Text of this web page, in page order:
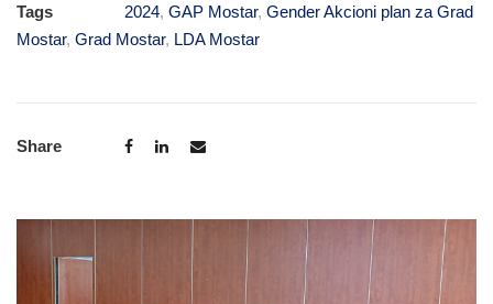
Tags 2024, GAP Mostar, Gender Akcioni plan za Grad
Mostar, Grad Mostar, LDA Mostar
Share